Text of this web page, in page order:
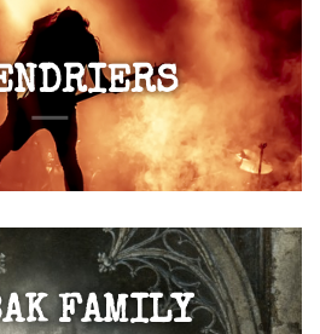
FAMILY